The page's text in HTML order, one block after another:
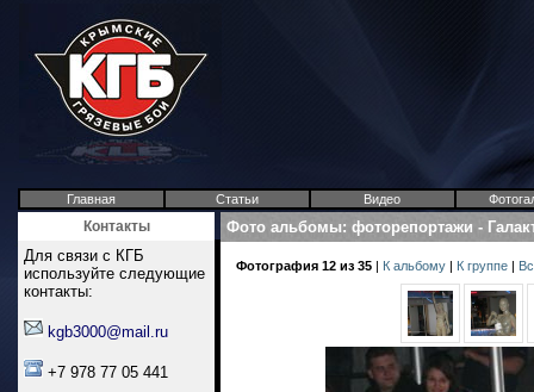
Главная Статьи Видео
Контакты
Для связи с КГБ
используйте следующие
контакты:
kgb3000@mail.ru
+7 978 77 05 441
Фото альбомы: фоторепортажи -
Фотография 12 из 35 | К альбому | К группе |